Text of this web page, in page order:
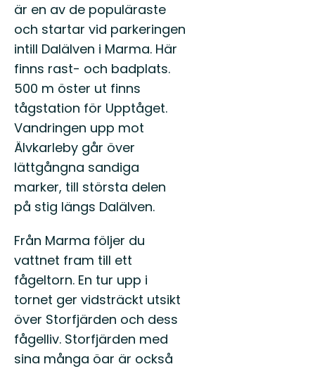
är en av de populäraste
och startar vid parkeringen
intill Dalälven i Marma. Här
finns rast- och badplats.
500 m öster ut finns
tågstation för Upptåget.
Vandringen upp mot
Älvkarleby går över
lättgångna sandiga
marker, till största delen
på stig längs Dalälven.
Från Marma följer du
vattnet fram till ett
fågeltorn. En tur upp i
tornet ger vidsträckt utsikt
över Storfjärden och dess
fågelliv. Storfjärden med
sina många öar är också